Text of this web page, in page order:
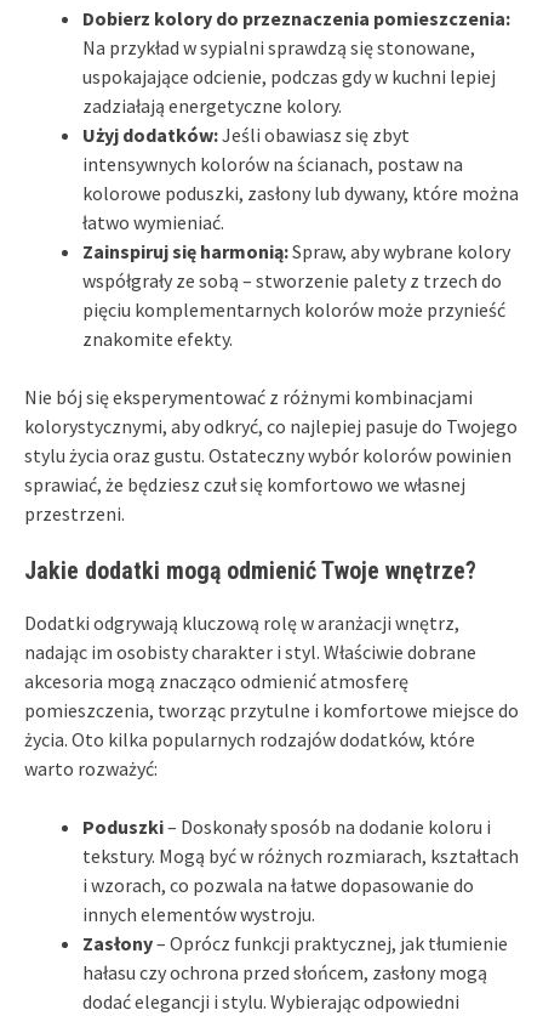
Dobierz kolory do przeznaczenia pomieszczenia:
Na przykład w sypialni sprawdzą się stonowane,
uspokajające odcienie, podczas gdy w kuchni lepiej
zadziałają energetyczne kolory.
Użyj dodatków:Jeśli obawiasz się zbyt
intensywnych kolorów na ścianach, postaw na
kolorowe poduszki, zasłony lub dywany, które można
łatwo wymieniać.
Zainspiruj się harmonią:Spraw, aby wybrane kolory
współgrały ze sobą – stworzenie palety z trzech do
pięciu komplementarnych kolorów może przynieść
znakomite efekty.
Nie bój się eksperymentować z różnymi kombinacjami
kolorystycznymi, aby odkryć, co najlepiej pasuje do Twojego
stylu życia oraz gustu. Ostateczny wybór kolorów powinien
sprawiać, że będziesz czuł się komfortowo we własnej
przestrzeni.
Jakie dodatki mogą odmienić Twoje wnętrze?
Dodatki odgrywają kluczową rolę w aranżacji wnętrz,
nadając im osobisty charakter i styl. Właściwie dobrane
akcesoria mogą znacząco odmienić atmosferę
pomieszczenia, tworząc przytulne i komfortowe miejsce do
życia. Oto kilka popularnych rodzajów dodatków, które
warto rozważyć:
Poduszki– Doskonały sposób na dodanie koloru i
tekstury. Mogą być w różnych rozmiarach, kształtach
i wzorach, co pozwala na łatwe dopasowanie do
innych elementów wystroju.
Zasłony– Oprócz funkcji praktycznej, jak tłumienie
hałasu czy ochrona przed słońcem, zasłony mogą
dodać elegancji i stylu. Wybierając odpowiedni